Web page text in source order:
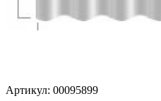
Артикул: 00095899